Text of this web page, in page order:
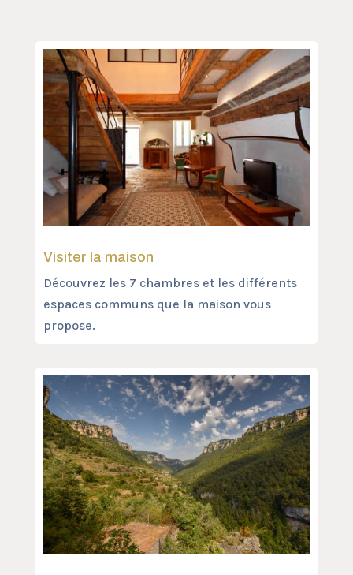
Visiter la maison
Découvrez les 7 chambres et les différents
espaces communs que la maison vous
propose.